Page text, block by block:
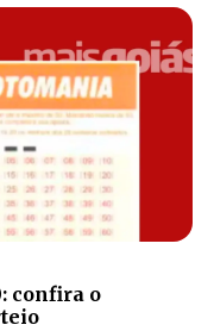
confira o